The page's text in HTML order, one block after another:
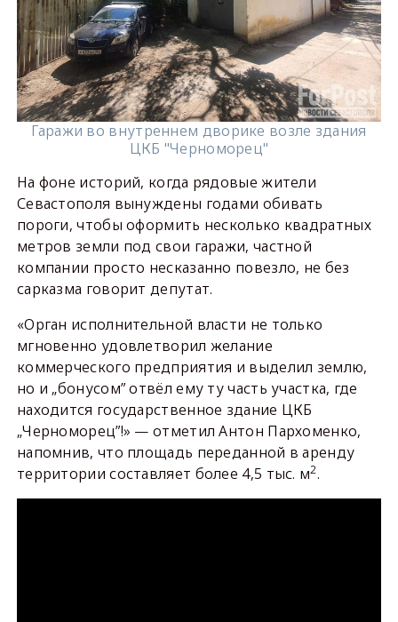
Гаражи во внутреннем дворике возле здания
ЦКБ "Черноморец"
На фоне историй, когда рядовые жители
Севастополя вынуждены годами обивать
пороги, чтобы оформить несколько квадратных
метров земли под свои гаражи, частной
компании просто несказанно повезло, не без
сарказма говорит депутат.
«Орган исполнительной власти не только
мгновенно удовлетворил желание
коммерческого предприятия и выделил землю,
но и „бонусом” отвёл ему ту часть участка, где
находится государственное здание ЦКБ
„Черноморец”!» — отметил Антон Пархоменко,
напомнив, что площадь переданной в аренду
территории составляет более 4,5 тыс. м2.